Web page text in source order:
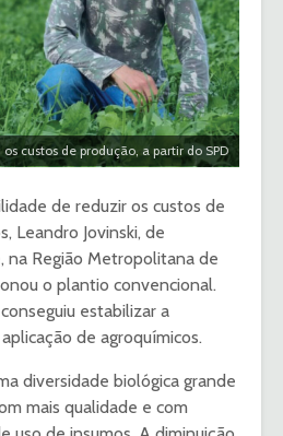
custos de produção, a partir do SPD
de reduzir os custos de
Leandro Jovinski, de
na Região Metropolitana de
o plantio convencional.
estabilizar a
de agroquímicos.
diversidade biológica grande
mais qualidade e com